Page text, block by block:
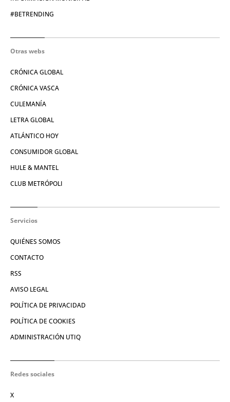
#BETRENDING
Otras webs
CRÓNICA GLOBAL
CRÓNICA VASCA
CULEMANÍA
LETRA GLOBAL
ATLÁNTICO HOY
CONSUMIDOR GLOBAL
HULE & MANTEL
CLUB METRÓPOLI
Servicios
QUIÉNES SOMOS
CONTACTO
RSS
AVISO LEGAL
POLÍTICA DE PRIVACIDAD
POLÍTICA DE COOKIES
ADMINISTRACIÓN UTIQ
Redes sociales
X